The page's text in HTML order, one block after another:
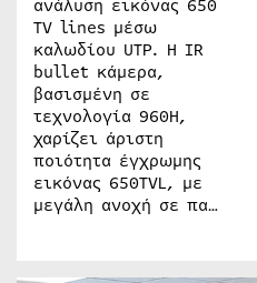
ανάλυση εικόνας 650
TV lines μέσω
καλωδίου UTP. Η IR
bullet κάμερα,
βασισμένη σε
τεχνολογία 960H,
χαρίζει άριστη
ποιότητα έγχρωμης
εικόνας 650TVL, με
μεγάλη ανοχή σε πα…